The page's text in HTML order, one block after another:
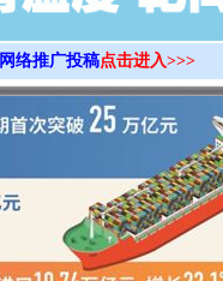
网络推广投稿点击进入>>>